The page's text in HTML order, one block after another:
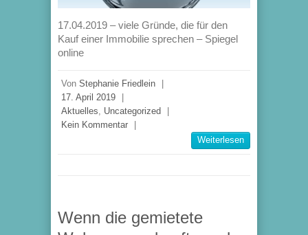
17.04.2019 – viele Gründe, die für den
Kauf einer Immobilie sprechen – Spiegel
online
Von Stephanie Friedlein
17. April 2019
Aktuelles, Uncategorized
Kein Kommentar
Weiterlesen
Wenn die gemietete